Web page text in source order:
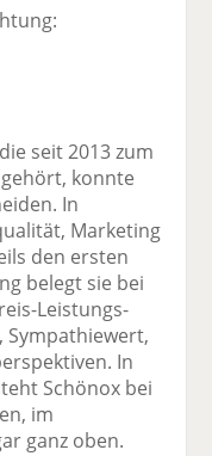
seit 2013 zum
konnte
In
Marketing
den ersten
belegt sie bei
Leistungs-
In
Schönox bei
im
ganz oben.